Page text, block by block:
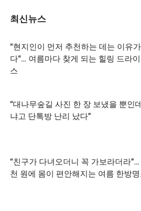
최신뉴스
“현지인이 먼저 추천하는 데는 이유
다”… 여름마다 찾게 되는 힐링 드라
스
“대나무숲길 사진 한 장 보냈을 뿐인
냐고 단톡방 난리 났다”
“친구가 다녀오더니 꼭 가보라더라”…
천 원에 몸이 편안해지는 여름 한방